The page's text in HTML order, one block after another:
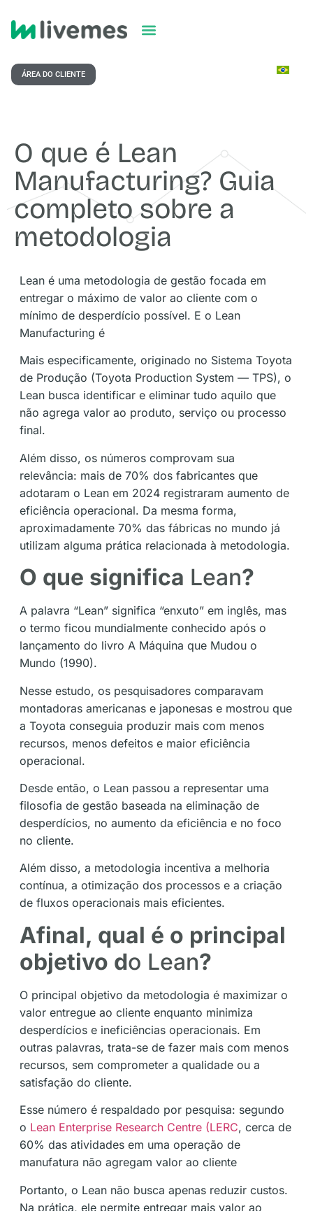
ÁREA DO CLIENTE
O que é Lean
Manufacturing? Guia
completo sobre a
metodologia
Lean é uma metodologia de gestão focada em
entregar o máximo de valor ao cliente com o
mínimo de desperdício possível. E o Lean
Manufacturing é
Mais especificamente, originado no Sistema Toyota
de Produção (Toyota Production System — TPS), o
Lean busca identificar e eliminar tudo aquilo que
não agrega valor ao produto, serviço ou processo
final.
Além disso, os números comprovam sua
relevância: mais de 70% dos fabricantes que
adotaram o Lean em 2024 registraram aumento de
eficiência operacional. Da mesma forma,
aproximadamente 70% das fábricas no mundo já
utilizam alguma prática relacionada à metodologia.
O que significa Lean?
A palavra “Lean” significa “enxuto” em inglês, mas
o termo ficou mundialmente conhecido após o
lançamento do livro A Máquina que Mudou o
Mundo (1990).
Nesse estudo, os pesquisadores comparavam
montadoras americanas e japonesas e mostrou que
a Toyota conseguia produzir mais com menos
recursos, menos defeitos e maior eficiência
operacional.
Desde então, o Lean passou a representar uma
filosofia de gestão baseada na eliminação de
desperdícios, no aumento da eficiência e no foco
no cliente.
Além disso, a metodologia incentiva a melhoria
contínua, a otimização dos processos e a criação
de fluxos operacionais mais eficientes.
Afinal, qual é o principal
objetivo do Lean?
O principal objetivo da metodologia é maximizar o
valor entregue ao cliente enquanto minimiza
desperdícios e ineficiências operacionais. Em
outras palavras, trata-se de fazer mais com menos
recursos, sem comprometer a qualidade ou a
satisfação do cliente.
Esse número é respaldado por pesquisa: segundo
o Lean Enterprise Research Centre (LERC, cerca de
60% das atividades em uma operação de
manufatura não agregam valor ao cliente
Portanto, o Lean não busca apenas reduzir custos.
Na prática, ele permite entregar mais valor ao